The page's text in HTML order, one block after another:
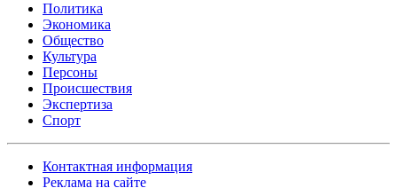
Политика
Экономика
Общество
Культура
Персоны
Происшествия
Экспертиза
Спорт
Контактная информация
Реклама на сайте